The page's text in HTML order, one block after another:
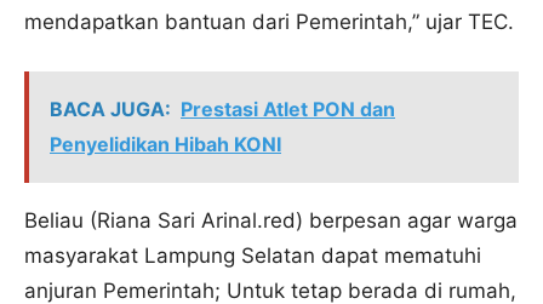
mendapatkan bantuan dari Pemerintah,” ujar TEC.
BACA JUGA: Prestasi Atlet PON dan
Penyelidikan Hibah KONI
Beliau (Riana Sari Arinal.red) berpesan agar warga
masyarakat Lampung Selatan dapat mematuhi
anjuran Pemerintah; Untuk tetap berada di rumah,